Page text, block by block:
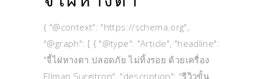
{ "@context": "https://schema.org",
"@graph": [ { "@type": "Article", "headline":
"จี้ไฝหางตา ปลอดภัย ไม่ทิ้งรอย ด้วยเครื่อง
Ellman Surgitron", "description": "รีวิวขั้น